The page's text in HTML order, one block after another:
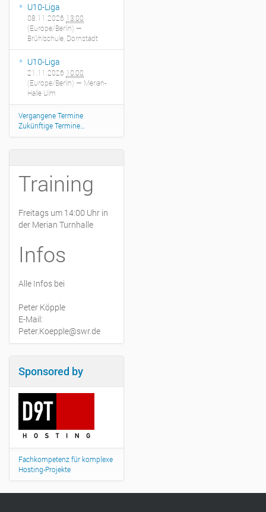
U10-Liga
08.11.2026 13:00
(Europe/Berlin) —
Brühlschule, Dornstadt
U10-Liga
21.11.2026 10:00
(Europe/Berlin) — Merian-
Halle Ulm
Vergangene Termine
Zukünftige Termine…
Training
Freitags um 14:00 Uhr in
der Merian Turnhalle
Infos
Alle Infos bei
Peter Köpple
E-Mail:
Peter.Koepple@swr.de
Sponsored by
Fachkompetenz für komplexe
Hosting-Projekte